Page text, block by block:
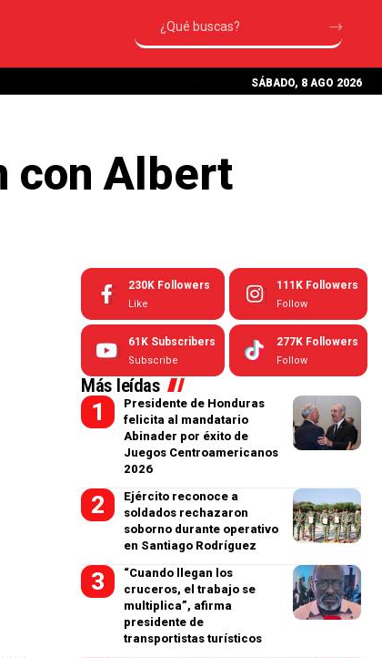
SÁBADO, 8 AGO 2026
con Albert
230K Followers
Like
111K Followers
Follow
61K Subscribers
Subscribe
277K Followers
Follow
Más leídas
Presidente de Honduras
felicita al mandatario
Abinader por éxito de
Juegos Centroamericanos
2026
Ejército reconoce a
soldados rechazaron
soborno durante operativo
en Santiago Rodríguez
“Cuando llegan los
cruceros, el trabajo se
multiplica”, afirma
presidente de
transportistas turísticos